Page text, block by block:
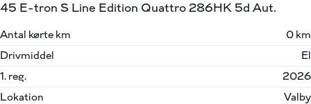
45 E-tron S Line Edition Quattro 286HK 5d Aut.
Antal kørte km
0 km
Drivmiddel
El
1. reg.
2026
Lokation
Valby